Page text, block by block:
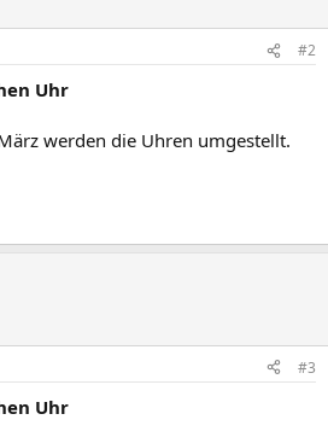
#2
Uhr
werden die Uhren umgestellt.
#3
Uhr